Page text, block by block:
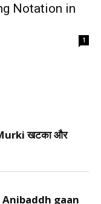
Notation in
1